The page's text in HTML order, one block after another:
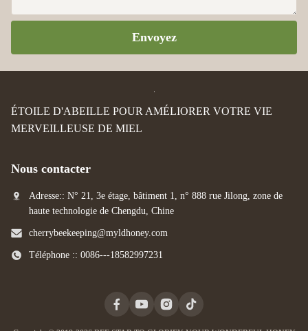
Envoyez
ÉTOILE D'ABEILLE POUR AMÉLIORER VOTRE VIE
MERVEILLEUSE DE MIEL
Nous contacter
Adresse:: N° 21, 3e étage, bâtiment 1, n° 888 rue Jilong, zone de
haute technologie de Chengdu, Chine
cherrybeekeeping@myldhoney.com
Téléphone :: 0086---18582997231